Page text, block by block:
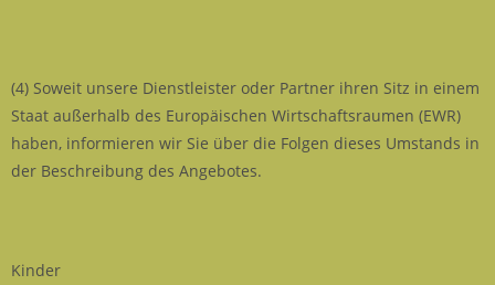
(4) Soweit unsere Dienstleister oder Partner ihren Sitz in einem
Staat außerhalb des Europäischen Wirtschaftsraumen (EWR)
haben, informieren wir Sie über die Folgen dieses Umstands in
der Beschreibung des Angebotes.
Kinder